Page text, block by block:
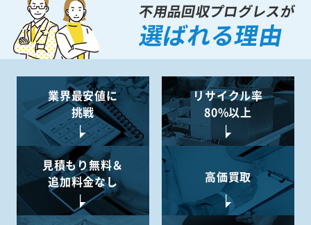
不用品回収プログレスが
選ばれる理由
業界最安値に
挑戦
リサイクル率
80%以上
見積もり無料＆
追加料金なし
高価買取